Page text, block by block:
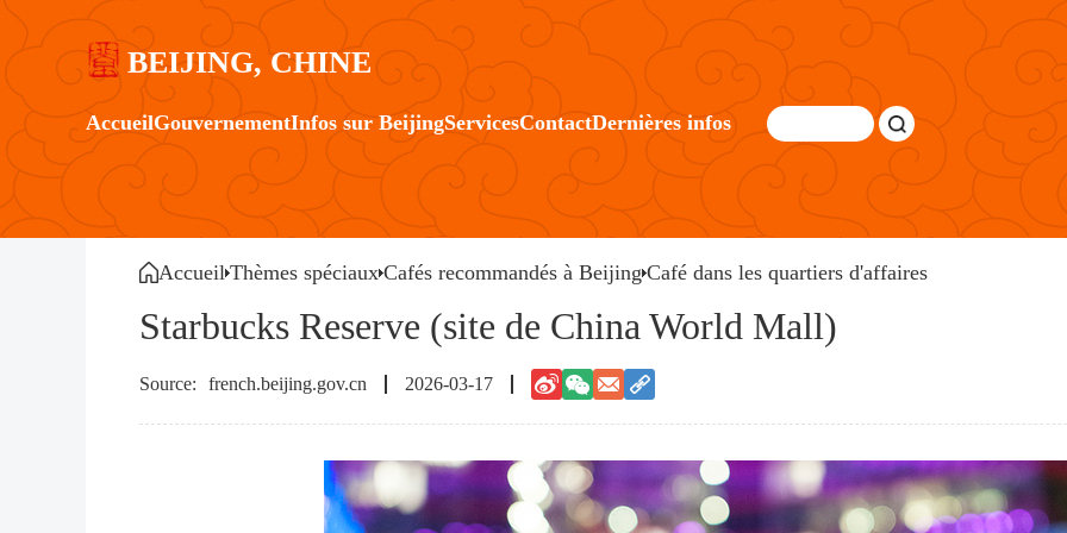
BEIJING, CHINE
AccueilGouvernementInfos sur BeijingServicesContactDernières infos
Accueil Thèmes spéciaux Cafés recommandés à Beijing Café dans les quartiers d'affaires
Starbucks Reserve (site de China World Mall)
french.beijing.gov.cn 2026-03-17